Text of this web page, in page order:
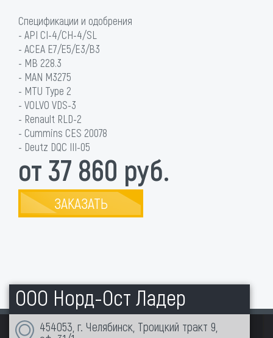
Спецификации и одобрения
- API CI-4/CH-4/SL
- ACEA E7/E5/E3/B3
- MB 228.3
- MAN M3275
- MTU Type 2
- VOLVO VDS-3
- Renault RLD-2
- Cummins CES 20078
- Deutz DQC III-05
от 37 860 руб.
ЗАКАЗАТЬ
ООО Норд-Ост Ладер
454053, г. Челябинск, Троицкий тракт 9,